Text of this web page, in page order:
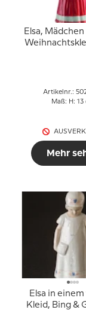
Elsa,
Artikelnr.:
Maß: H: 13
Mehr
Elsa in
Kleid, Bing &